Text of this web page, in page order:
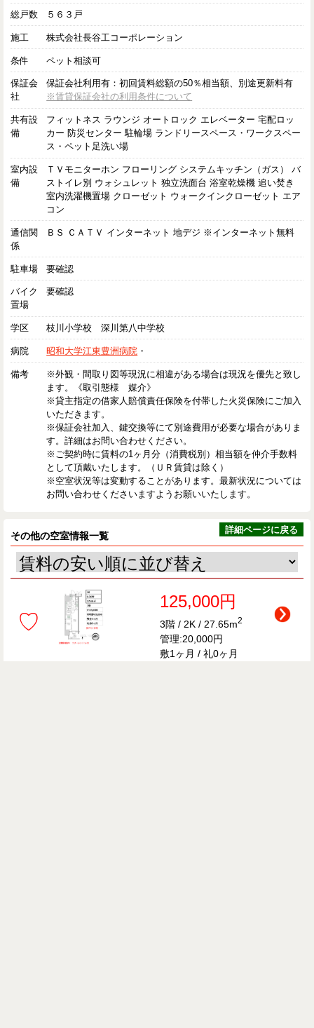
総戸数 ５６３戸
施工 株式会社長谷工コーポレーション
条件 ペット相談可
保証会
社
保証会社利用有：初回賃料総額の50％相当額、別途更新料有
※賃貸保証会社の利用条件について
共有設
備
フィットネス ラウンジ オートロック エレベーター 宅配ロッ
カー 防災センター 駐輪場 ランドリースペース・ワークスペー
ス・ペット足洗い場
室内設
備
ＴＶモニターホン フローリング システムキッチン（ガス） バ
ストイレ別 ウォシュレット 独立洗面台 浴室乾燥機 追い焚き
室内洗濯機置場 クローゼット ウォークインクローゼット エア
コン
通信関
係
ＢＳ ＣＡＴＶ インターネット 地デジ ※インターネット無料
駐車場 要確認
バイク
置場
要確認
学区 枝川小学校 深川第八中学校
病院 昭和大学江東豊洲病院 ・
備考
※外観・間取り図等現況に相違がある場合は現況を優先と致し
ます。《取引態様 媒介》
※貸主指定の借家人賠償責任保険を付帯した火災保険にご加入
いただきます。
※保証会社加入、鍵交換等にて別途費用が必要な場合がありま
す。詳細はお問い合わせください。
※ご契約時に賃料の1ヶ月分（消費税別）相当額を仲介手数料
として頂戴いたします。（ＵＲ賃貸は除く）
※空室状況等は変動することがあります。最新状況については
お問い合わせくださいますようお願いいたします。
その他の空室情報一覧
詳細ページに戻る
♡
125,000円
3階 / 2K / 27.65m2
管理:20,000円
敷1ヶ月 / 礼0ヶ月